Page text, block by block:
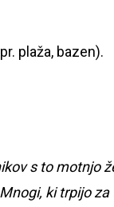
plaža, bazen).
s to motnjo
ki trpijo